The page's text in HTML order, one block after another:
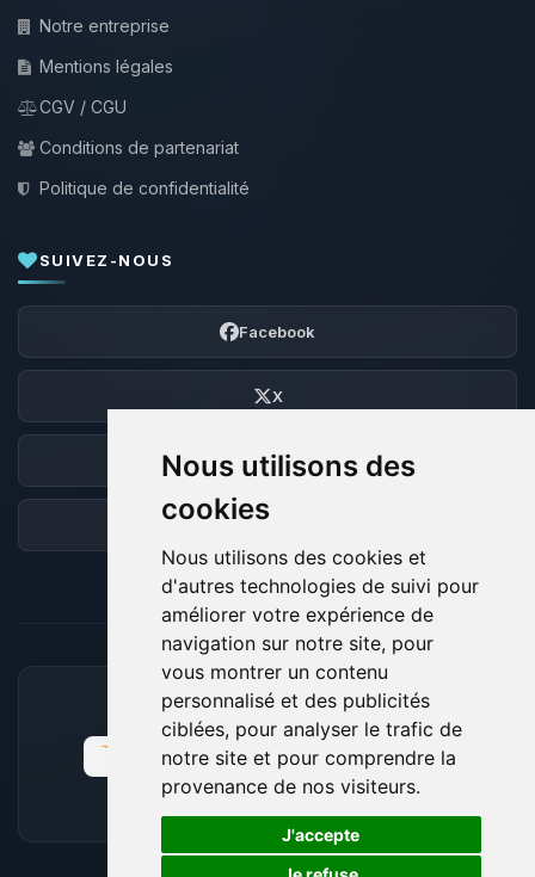
Nous utilisons des
cookies
Nous utilisons des cookies et
d'autres technologies de suivi pour
améliorer votre expérience de
navigation sur notre site, pour
vous montrer un contenu
personnalisé et des publicités
ciblées, pour analyser le trafic de
notre site et pour comprendre la
provenance de nos visiteurs.
J'accepte
Notre entreprise
Mentions légales
CGV / CGU
Conditions de partenariat
Politique de confidentialité
SUIVEZ-NOUS
Facebook
X
Discord
Forum
MOYENS DE PAIEMENT ACCEPTÉS
🍪